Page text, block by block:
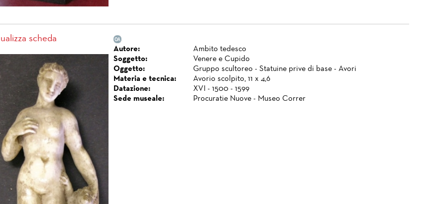
scheda
Autore:
Ambito tedesco
Soggetto:
Venere e Cupido
Oggetto:
Gruppo scultoreo - Statuine prive di base - Avori
Materia e tecnica:
Avorio scolpito, 11 x 4,6
Datazione:
XVI - 1500 - 1599
Sede museale:
Procuratie Nuove - Museo Correr